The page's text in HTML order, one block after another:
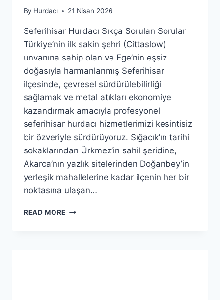
By Hurdacı 21 Nisan 2026
Seferihisar Hurdacı Sıkça Sorulan Sorular
Türkiye’nin ilk sakin şehri (Cittaslow)
unvanına sahip olan ve Ege’nin eşsiz
doğasıyla harmanlanmış Seferihisar
ilçesinde, çevresel sürdürülebilirliği
sağlamak ve metal atıkları ekonomiye
kazandırmak amacıyla profesyonel
seferihisar hurdacı hizmetlerimizi kesintisiz
bir özveriyle sürdürüyoruz. Sığacık’ın tarihi
sokaklarından Ürkmez’in sahil şeridine,
Akarca’nın yazlık sitelerinden Doğanbey’in
yerleşik mahallelerine kadar ilçenin her bir
noktasına ulaşan…
READ MORE SEFERIHISAR